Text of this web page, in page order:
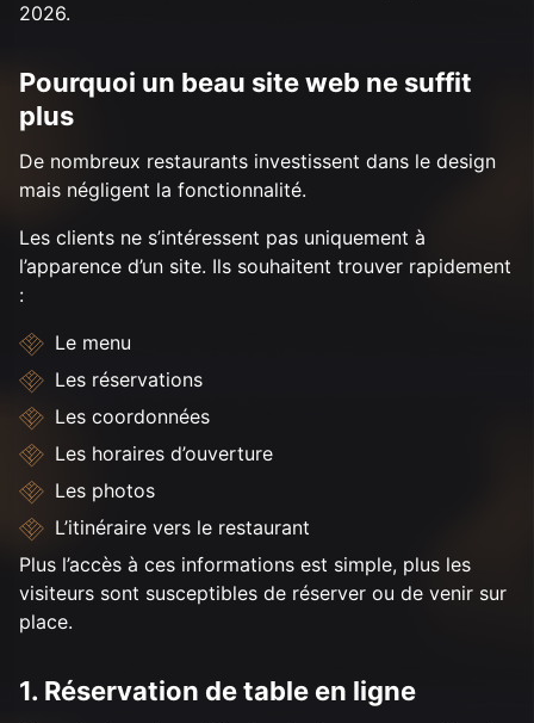
2026.
Pourquoi un beau site web ne suffit
plus
De nombreux restaurants investissent dans le design
mais négligent la fonctionnalité.
Les clients ne s’intéressent pas uniquement à
l’apparence d’un site. Ils souhaitent trouver rapidement
:
Le menu
Les réservations
Les coordonnées
Les horaires d’ouverture
Les photos
L’itinéraire vers le restaurant
Plus l’accès à ces informations est simple, plus les
visiteurs sont susceptibles de réserver ou de venir sur
place.
1. Réservation de table en ligne